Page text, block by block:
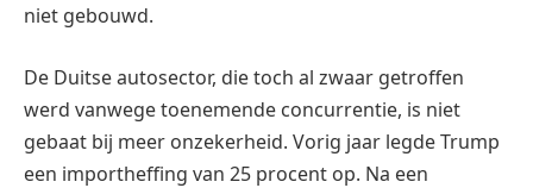
niet gebouwd.
De Duitse autosector, die toch al zwaar getroffen
werd vanwege toenemende concurrentie, is niet
gebaat bij meer onzekerheid. Vorig jaar legde Trump
een importheffing van 25 procent op. Na een